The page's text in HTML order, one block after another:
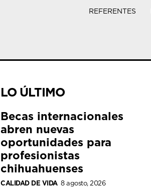
REFERENTES
LO ÚLTIMO
Becas internacionales
abren nuevas
oportunidades para
profesionistas
chihuahuenses
CALIDAD DE VIDA 8 agosto, 2026